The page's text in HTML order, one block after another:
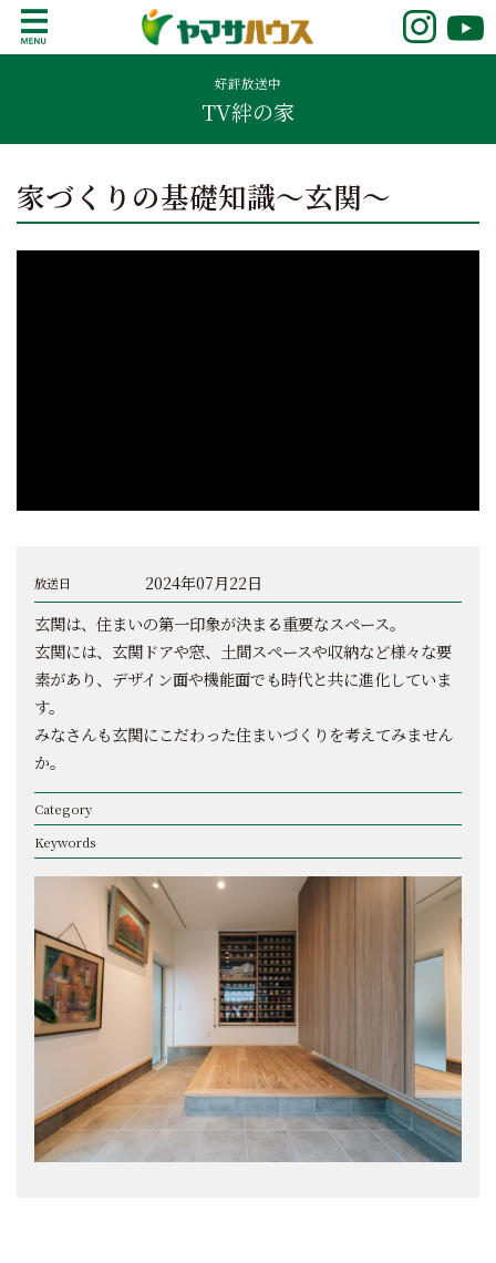
o
鹿児島で注文住宅ならヤマサハウス
新築の注文住宅や建売モデルハウスをお探し
の方はこちら。鹿児島県内で11年連続ナンバ
ーワンの実績を誇る、絆の家でおなじみの
ヤマサハウス。展示場情報や家づくりのこだ
好評放送中
TV絆の家
家づくりの基礎知識～玄関～
放送日
2024年07月22日
玄関は、住まいの第一印象が決まる重要なスペース。
玄関には、玄関ドアや窓、土間スペースや収納など様々な要
素があり、デザイン面や機能面でも時代と共に進化していま
す。
みなさんも玄関にこだわった住まいづくりを考えてみません
か。
Category
Keywords